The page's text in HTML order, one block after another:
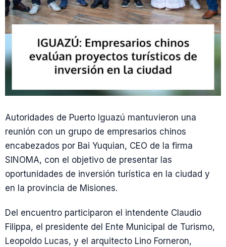
Autoridades de Puerto Iguazú mantuvieron una
reunión con un grupo de empresarios chinos
encabezados por Bai Yuquian, CEO de la firma
SINOMA, con el objetivo de presentar las
oportunidades de inversión turística en la ciudad y
en la provincia de Misiones.
Del encuentro participaron el intendente Claudio
Filippa, el presidente del Ente Municipal de Turismo,
Leopoldo Lucas, y el arquitecto Lino Forneron,